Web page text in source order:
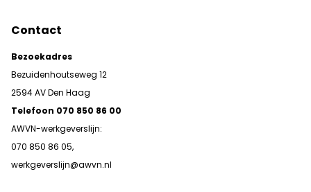
Contact
Bezoekadres
Bezuidenhoutseweg 12
2594 AV Den Haag
Telefoon 070 850 86 00
AWVN-werkgeverslijn:
070 850 86 05,
werkgeverslijn@awvn.nl